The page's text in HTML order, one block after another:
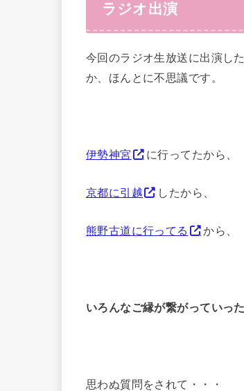
ラジオ出演
今回のラジオ生放送に出演し
か、ほんとに不思議です。
伊勢神宮 に行ってたから、
京都に引越 したから、
熊野古道に行ってる から、
いろんなご縁が繋がっていった
思わぬ質問をされて・・・